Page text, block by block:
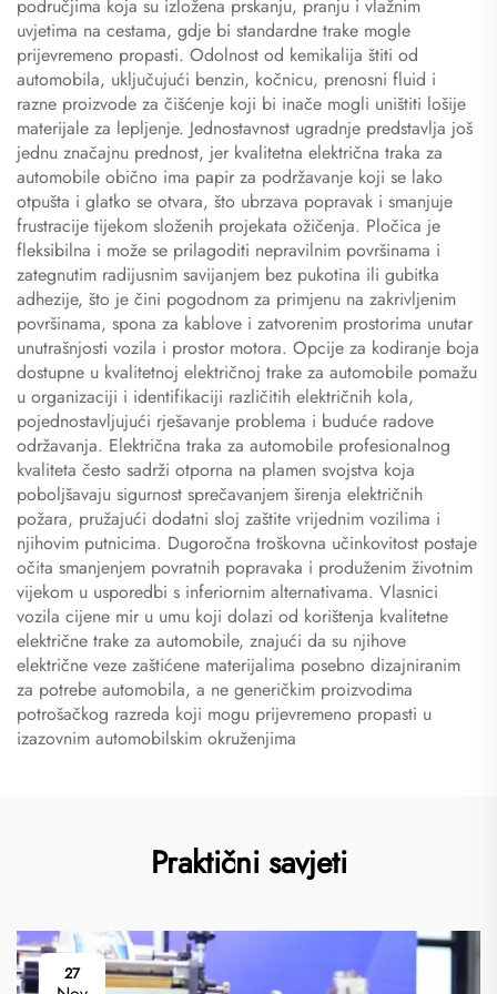
područjima koja su izložena prskanju, pranju i vlažnim
uvjetima na cestama, gdje bi standardne trake mogle
prijevremeno propasti. Odolnost od kemikalija štiti od
automobila, uključujući benzin, kočnicu, prenosni fluid i
razne proizvode za čišćenje koji bi inače mogli uništiti lošije
materijale za lepljenje. Jednostavnost ugradnje predstavlja još
jednu značajnu prednost, jer kvalitetna električna traka za
automobile obično ima papir za podržavanje koji se lako
otpušta i glatko se otvara, što ubrzava popravak i smanjuje
frustracije tijekom složenih projekata ožičenja. Pločica je
fleksibilna i može se prilagoditi nepravilnim površinama i
zategnutim radijusnim savijanjem bez pukotina ili gubitka
adhezije, što je čini pogodnom za primjenu na zakrivljenim
površinama, spona za kablove i zatvorenim prostorima unutar
unutrašnjosti vozila i prostor motora. Opcije za kodiranje boja
dostupne u kvalitetnoj električnoj trake za automobile pomažu
u organizaciji i identifikaciji različitih električnih kola,
pojednostavljujući rješavanje problema i buduće radove
održavanja. Električna traka za automobile profesionalnog
kvaliteta često sadrži otporna na plamen svojstva koja
poboljšavaju sigurnost sprečavanjem širenja električnih
požara, pružajući dodatni sloj zaštite vrijednim vozilima i
njihovim putnicima. Dugoročna troškovna učinkovitost postaje
očita smanjenjem povratnih popravaka i produženim životnim
vijekom u usporedbi s inferiornim alternativama. Vlasnici
vozila cijene mir u umu koji dolazi od korištenja kvalitetne
električne trake za automobile, znajući da su njihove
električne veze zaštićene materijalima posebno dizajniranim
za potrebe automobila, a ne generičkim proizvodima
potrošačkog razreda koji mogu prijevremeno propasti u
izazovnim automobilskim okruženjima
Praktični savjeti
27